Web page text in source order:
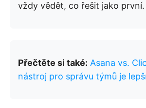
vždy vědět, co řešit jako první.
Přečtěte si také: Asana vs.
nástroj pro správu týmů je